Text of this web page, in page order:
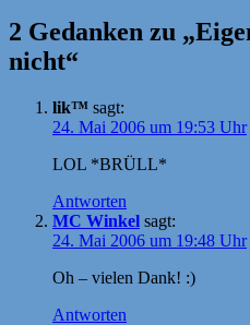
2 Gedanken zu
nicht“
lik™ sagt:
24. Mai 2006 um 19:53 Uhr
LOL *BRÜLL*
Antworten
MC Winkel sagt:
24. Mai 2006 um 19:48 Uhr
Oh – vielen Dank! :)
Antworten